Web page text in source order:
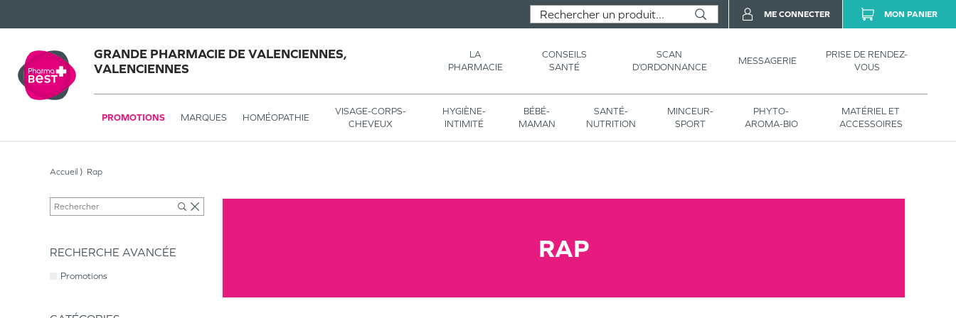
GRANDE PHARMACIE DE VALENCIENNES,
VALENCIENNES
LA
PHARMACIE
CONSEILS
SANTÉ
SCAN
D’ORDONNANCE
MESSAGERIE
PRISE DE RENDEZ-
VOUS
PROMOTIONS MARQUES HOMÉOPATHIE
VISAGE-CORPS-
CHEVEUX
HYGIÈNE-
INTIMITÉ
BÉBÉ-
MAMAN
SANTÉ-
NUTRITION
MINCEUR-
SPORT
PHYTO-
AROMA-BIO
MATÉRIEL ET
ACCESSOIRES
ME CONNECTER MON PANIER
Accueil Rap
RECHERCHE AVANCÉE
Promotions
RAP